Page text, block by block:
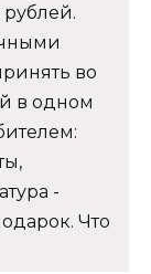
во
в одном
-
Что